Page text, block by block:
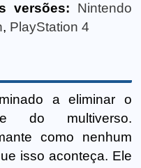
versões:
Nintendo
, PlayStation 4
a eliminar o
do multiverso.
como nenhum
isso aconteça. Ele